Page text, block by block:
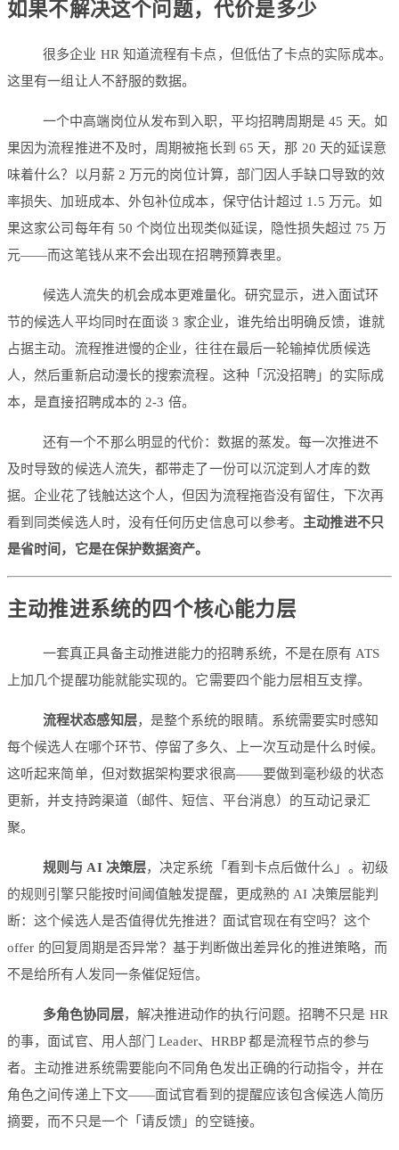
如果不解决这个问题，代价是多少
很多企业 HR 知道流程有卡点，但低估了卡点的实际成本。
这里有一组让人不舒服的数据。
一个中高端岗位从发布到入职，平均招聘周期是 45 天。如
果因为流程推进不及时，周期被拖长到 65 天，那 20 天的延误意
味着什么？以月薪 2 万元的岗位计算，部门因人手缺口导致的效
率损失、加班成本、外包补位成本，保守估计超过 1.5 万元。如
果这家公司每年有 50 个岗位出现类似延误，隐性损失超过 75 万
元——而这笔钱从来不会出现在招聘预算表里。
候选人流失的机会成本更难量化。研究显示，进入面试环
节的候选人平均同时在面谈 3 家企业，谁先给出明确反馈，谁就
占据主动。流程推进慢的企业，往往在最后一轮输掉优质候选
人，然后重新启动漫长的搜索流程。这种「沉没招聘」的实际成
本，是直接招聘成本的 2-3 倍。
还有一个不那么明显的代价：数据的蒸发。每一次推进不
及时导致的候选人流失，都带走了一份可以沉淀到人才库的数
据。企业花了钱触达这个人，但因为流程拖沓没有留住，下次再
看到同类候选人时，没有任何历史信息可以参考。 主动推进不只
是省时间，它是在保护数据资产。
主动推进系统的四个核心能力层
一套真正具备主动推进能力的招聘系统，不是在原有 ATS
上加几个提醒功能就能实现的。它需要四个能力层相互支撑。
流程状态感知层，是整个系统的眼睛。系统需要实时感知
每个候选人在哪个环节、停留了多久、上一次互动是什么时候。
这听起来简单，但对数据架构要求很高——要做到毫秒级的状态
更新，并支持跨渠道（邮件、短信、平台消息）的互动记录汇
聚。
规则与 AI 决策层，决定系统「看到卡点后做什么」。初级
的规则引擎只能按时间阈值触发提醒，更成熟的 AI 决策层能判
断：这个候选人是否值得优先推进？面试官现在有空吗？这个
offer 的回复周期是否异常？基于判断做出差异化的推进策略，而
不是给所有人发同一条催促短信。
多角色协同层，解决推进动作的执行问题。招聘不只是 HR
的事，面试官、用人部门 Leader、HRBP 都是流程节点的参与
者。主动推进系统需要能向不同角色发出正确的行动指令，并在
角色之间传递上下文——面试官看到的提醒应该包含候选人简历
摘要，而不只是一个「请反馈」的空链接。